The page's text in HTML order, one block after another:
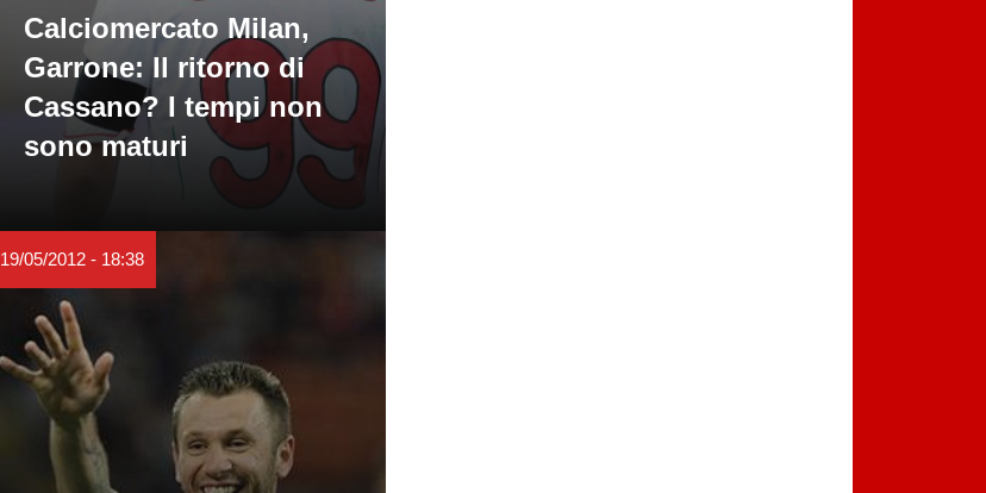
Calciomercato Milan,
Garrone: Il ritorno di
Cassano? I tempi non
sono maturi
19/05/2012 - 18:38